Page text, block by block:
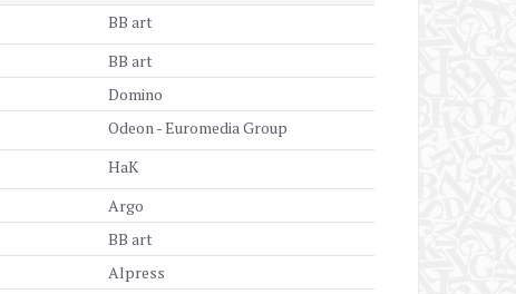
BB art
BB art
Domino
Odeon - Euromedia Group
HaK
Argo
BB art
Alpress